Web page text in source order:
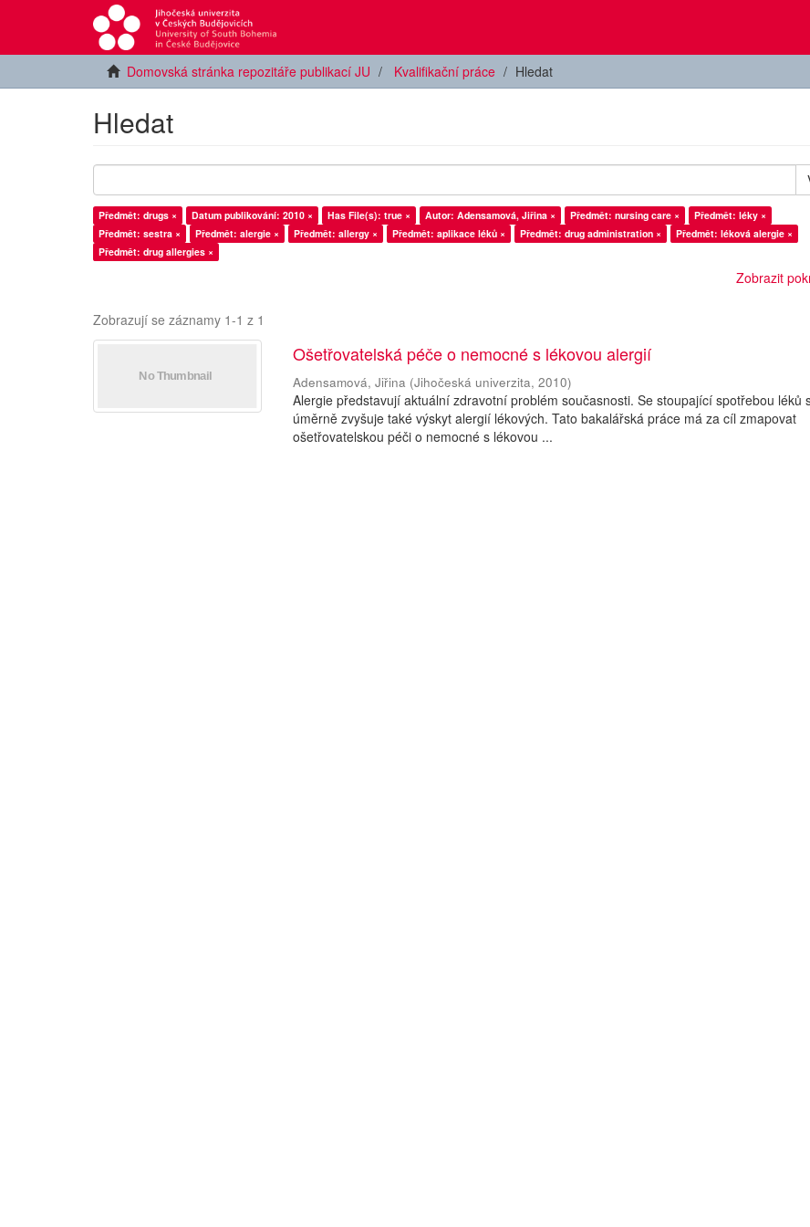
Domovská stránka repozitáře publikací JU Kvalifikační práce Hledat
Hledat
Předmět: drugs × Datum publikování: 2010 × Has File(s): true × Autor: Adensamová, Jiřina × Předmět: nursing care ×
Předmět: léky ×
Předmět: sestra ×
Předmět: alergie × Předmět: allergy × Předmět: aplikace léků × Předmět: drug administration ×
Předmět: léková alergie ×
Předmět: drug allergies ×
Zobrazit
Zobrazují se záznamy 1-1 z 1
Ošetřovatelská péče o nemocné s lékovou alergií
Adensamová, Jiřina (Jihočeská univerzita,2010)
Alergie představují aktuální zdravotní problém současnosti. Se stoupající spotřebou léků
úměrně zvyšuje také výskyt alergií lékových. Tato bakalářská práce má za cíl zmapovat
ošetřovatelskou péči o nemocné s lékovou ...